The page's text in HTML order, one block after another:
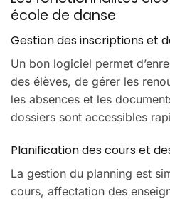
école de danse
Gestion des inscriptions et
Un bon logiciel permet
des élèves, de gérer les
les absences et les
dossiers sont accessibles
Planification des cours et
La gestion du planning est
cours, affectation des